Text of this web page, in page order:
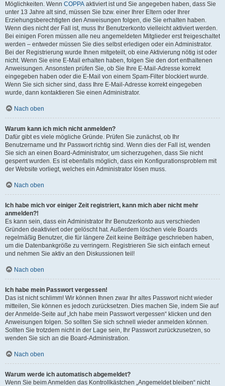
Möglichkeiten. Wenn COPPA aktiviert ist und Sie angegeben haben, dass Sie
unter 13 Jahre alt sind, müssen Sie bzw. einer Ihrer Eltern oder Ihrer
Erziehungsberechtigten den Anweisungen folgen, die Sie erhalten haben.
Wenn dies nicht der Fall ist, muss Ihr Benutzerkonto vielleicht aktiviert werden.
Bei einigen Foren müssen alle neu angemeldeten Mitglieder erst freigeschaltet
werden – entweder müssen Sie dies selbst erledigen oder ein Administrator.
Bei der Registrierung wurde Ihnen mitgeteilt, ob eine Aktivierung nötig ist oder
nicht. Wenn Sie eine E-Mail erhalten haben, folgen Sie den dort enthaltenen
Anweisungen. Ansonsten prüfen Sie, ob Sie Ihre E-Mail-Adresse korrekt
eingegeben haben oder die E-Mail von einem Spam-Filter blockiert wurde.
Wenn Sie sich sicher sind, dass Ihre E-Mail-Adresse korrekt eingegeben
wurde, dann kontaktieren Sie einen Administrator.
Nach oben
Warum kann ich mich nicht anmelden?
Dafür gibt es viele mögliche Gründe. Prüfen Sie zunächst, ob Ihr
Benutzername und Ihr Passwort richtig sind. Wenn dies der Fall ist, wenden
Sie sich an einen Board-Administrator, um sicherzugehen, dass Sie nicht
gesperrt wurden. Es ist ebenfalls möglich, dass ein Konfigurationsproblem mit
der Website vorliegt, welches ein Administrator lösen muss.
Nach oben
Ich habe mich vor einiger Zeit registriert, kann mich aber nicht mehr
anmelden?!
Es kann sein, dass ein Administrator Ihr Benutzerkonto aus verschieden
Gründen deaktiviert oder gelöscht hat. Außerdem löschen viele Boards
regelmäßig Benutzer, die für längere Zeit keine Beiträge geschrieben haben,
um die Datenbankgröße zu verringern. Registrieren Sie sich einfach erneut
und nehmen Sie aktiv an den Diskussionen teil!
Nach oben
Ich habe mein Passwort vergessen!
Das ist nicht schlimm! Wir können Ihnen zwar Ihr altes Passwort nicht wieder
mitteilen, Sie können es jedoch zurücksetzen. Dies machen Sie, indem Sie auf
der Anmelde-Seite auf „Ich habe mein Passwort vergessen“ klicken und den
Anweisungen folgen. So sollten Sie sich schnell wieder anmelden können.
Sollten Sie trotzdem nicht in der Lage sein, Ihr Passwort zurückzusetzen, so
wenden Sie sich an die Board-Administration.
Nach oben
Warum werde ich automatisch abgemeldet?
Wenn Sie beim Anmelden das Kontrollkästchen „Angemeldet bleiben“ nicht